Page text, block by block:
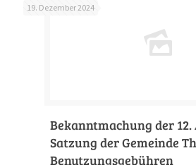
19. Dezember 2024
Bekanntmachung der
Satzung der Gemeinde
Benutzungsgebühren